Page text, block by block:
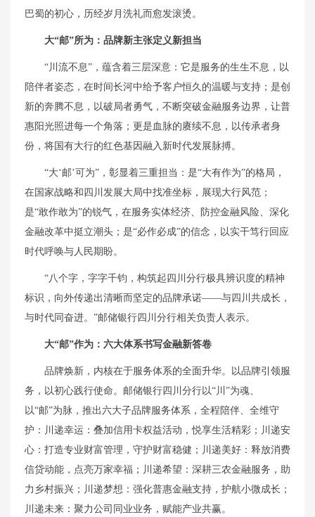
巴蜀的初心，历经岁月洗礼而愈发滚烫。
大“邮”所为： 品牌新主张定义新担当
“川流不息”，蕴含着三层深意：它是服务的生生不息，以
陪伴者姿态，在时间长河中给予客户恒久的温暖与支持；是创
新的奔腾不息，以破局者勇气，不断突破金融服务边界，让普
惠阳光照进每一个角落；更是血脉的赓续不息，以传承者身
份，将国有大行的红色基因融入新时代发展脉搏。
“大‘邮’可为”，彰显着三重担当：是“大有作为”的格局，
在国家战略和四川发展大局中找准坐标，展现大行风范；
是“敢作敢为”的锐气，在服务实体经济、防控金融风险、深化
金融改革中挺立潮头；是“必作必成”的信念，以实干笃行回应
时代呼唤与人民期盼。
“八个字，字字千钧，构筑起四川分行极具辨识度的精神
标识，向外传递出清晰而坚定的品牌承诺——与四川共成长，
与时代同奋进。”邮储银行四川分行相关负责人表示。
大“邮”作为： 六大体系书写金融新答卷
品牌焕新，内核在于服务体系的全面升华。以品牌引领服
务，以初心践行使命。邮储银行四川分行以“川”为魂、
以“邮”为脉，推出六大子品牌服务体系，全程陪伴、全维守
护：川递幸运：叠加信用卡权益活动，悦享生活精彩；川递安
心：打造专业财富管理，守护财富稳健；川递美好：释放消费
信贷动能，点亮万家幸福；川递希望：深耕三农金融服务，助
力乡村振兴；川递梦想：强化普惠金融支持，护航小微成长；
川递未来：聚力公司同业业务，赋能产业共赢。